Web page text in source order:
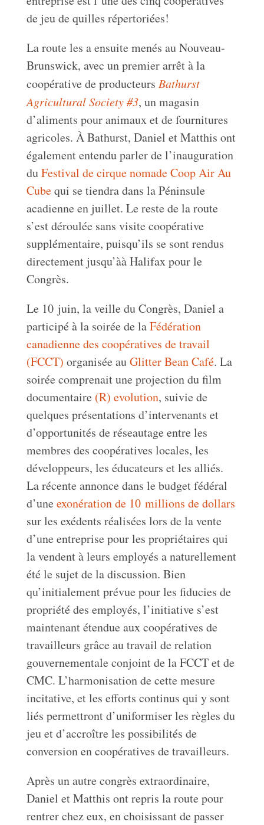
de jeu de quilles répertoriées!
La route les a ensuite menés au Nouveau-
Brunswick, avec un premier arrêt à la
coopérative de producteurs Bathurst
Agricultural Society #3, un magasin
d’aliments pour animaux et de fournitures
agricoles. À Bathurst, Daniel et Matthis ont
également entendu parler de l’inauguration
duFestival de cirque nomade Coop Air Au
Cubequi se tiendra dans la Péninsule
acadienne en juillet. Le reste de la route
s’est déroulée sans visite coopérative
supplémentaire, puisqu’ils se sont rendus
directement jusqu’àà Halifax pour le
Congrès.
Le 10 juin, la veille du Congrès, Daniel a
participé à la soirée de laFédération
canadienne des coopératives de travail
(FCCT) organisée auGlitter Bean Café. La
soirée comprenait une projection du film
documentaire (R) evolution, suivie de
quelques présentations d’intervenants et
d’opportunités de réseautage entre les
membres des coopératives locales, les
développeurs, les éducateurs et les alliés.
La récente annonce dans le budget fédéral
d’uneexonération de 10 millions de dollars
sur les exédents réalisées lors de la vente
d’une entreprise pour les propriétaires qui
la vendent à leurs employés a naturellement
été le sujet de la discussion. Bien
qu’initialement prévue pour les fiducies de
propriété des employés, l’initiative s’est
maintenant étendue aux coopératives de
travailleurs grâce au travail de relation
gouvernementale conjoint de la FCCT et de
CMC. L’harmonisation de cette mesure
incitative, et les efforts continus qui y sont
liés permettront d’uniformiser les règles du
jeu et d’accroître les possibilités de
conversion en coopératives de travailleurs.
Après un autre congrès extraordinaire,
Daniel et Matthis ont repris la route pour
rentrer chez eux, en choisissant de passer